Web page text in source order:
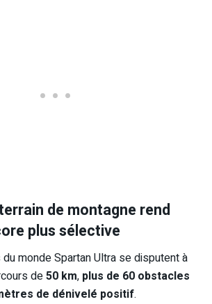
de montagne rend
plus sélective
monde Spartan Ultra se disputent à
de50 km, plus de 60 obstacles
de dénivelé positif.